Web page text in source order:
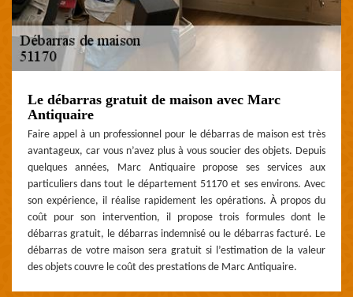
Le débarras gratuit de maison avec Marc
Antiquaire
Faire appel à un professionnel pour le débarras de maison est très
avantageux, car vous n’avez plus à vous soucier des objets. Depuis
quelques années, Marc Antiquaire propose ses services aux
particuliers dans tout le département 51170 et ses environs. Avec
son expérience, il réalise rapidement les opérations. À propos du
coût pour son intervention, il propose trois formules dont le
débarras gratuit, le débarras indemnisé ou le débarras facturé. Le
débarras de votre maison sera gratuit si l’estimation de la valeur
des objets couvre le coût des prestations de Marc Antiquaire.